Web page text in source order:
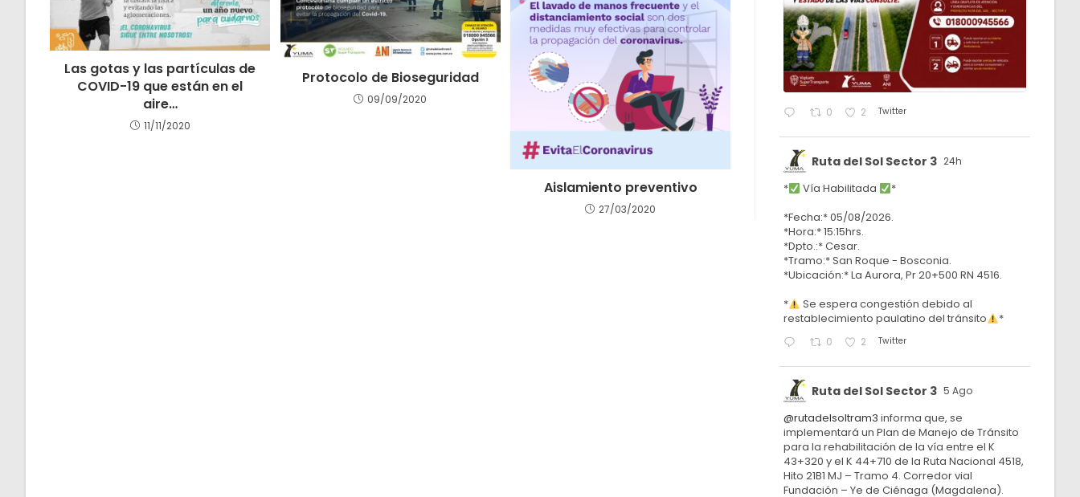
Las gotas y las partículas de
COVID-19 que están en el
aire…
11/11/2020
Protocolo de Bioseguridad
09/09/2020
Aislamiento preventivo
27/03/2020
0 2 Twitter
Ruta del Sol Sector 3 24h
* Vía Habilitada
*
*Fecha:* 05/08/2026.
*Hora:* 15:15hrs.
*Dpto.:* Cesar.
*Tramo:* San Roque - Bosconia.
*Ubicación:* La Aurora, Pr 20+500 RN 4516.
*
Se espera congestión debido al
restablecimiento paulatino del tránsito
*
0 2 Twitter
Ruta del Sol Sector 3 5 Ago
@rutadelsoltram3 informa que, se
implementará un Plan de Manejo de Tránsito
para la rehabilitación de la vía entre el K
43+320 y el K 44+710 de la Ruta Nacional 4518,
Hito 21B1 MJ – Tramo 4. Corredor vial
Fundación – Ye de Ciénaga (Magdalena).